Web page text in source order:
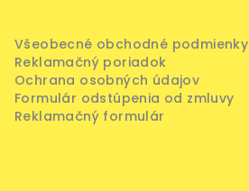
Všeobecné obchodné podmienky
Reklamačný poriadok
Ochrana osobných údajov
Formulár odstúpenia od zmluvy
Reklamačný formulár